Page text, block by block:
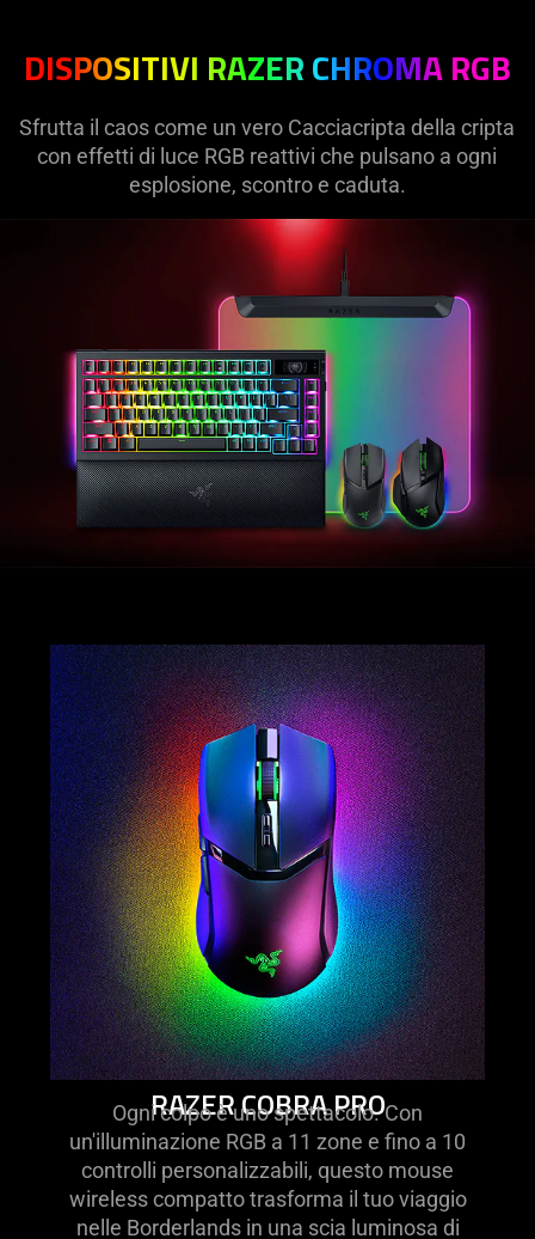
DISPOSITIVI RAZER CHROMA RGB
Sfrutta il caos come un vero Cacciacripta della cripta
con effetti di luce RGB reattivi che pulsano a ogni
esplosione, scontro e caduta.
RAZER COBRA PRO
Ogni colpo è uno spettacolo. Con
un'illuminazione RGB a 11 zone e fino a 10
controlli personalizzabili, questo mouse
wireless compatto trasforma il tuo viaggio
nelle Borderlands in una scia luminosa di